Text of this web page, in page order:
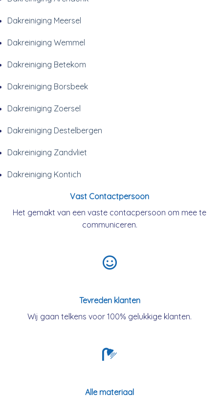
Dakreiniging Meersel
Dakreiniging Wemmel
Dakreiniging Betekom
Dakreiniging Borsbeek
Dakreiniging Zoersel
Dakreiniging Destelbergen
Dakreiniging Zandvliet
Dakreiniging Kontich
Vast Contactpersoon
Het gemakt van een vaste contacpersoon om mee te
communiceren.
Tevreden klanten
Wij gaan telkens voor 100% gelukkige klanten.
Alle materiaal